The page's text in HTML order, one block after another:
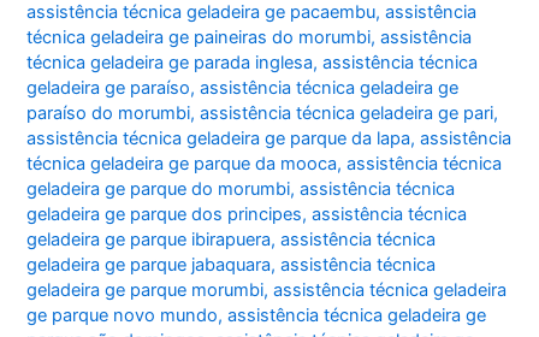
assistência técnica geladeira ge pacaembu,assistência
técnica geladeira ge paineiras do morumbi,assistência
técnica geladeira ge parada inglesa,assistência técnica
geladeira ge paraíso,assistência técnica geladeira ge
paraíso do morumbi,assistência técnica geladeira ge pari,
assistência técnica geladeira ge parque da lapa,assistência
técnica geladeira ge parque da mooca,assistência técnica
geladeira ge parque do morumbi,assistência técnica
geladeira ge parque dos principes,assistência técnica
geladeira ge parque ibirapuera,assistência técnica
geladeira ge parque jabaquara,assistência técnica
geladeira ge parque morumbi,assistência técnica geladeira
ge parque novo mundo,assistência técnica geladeira ge